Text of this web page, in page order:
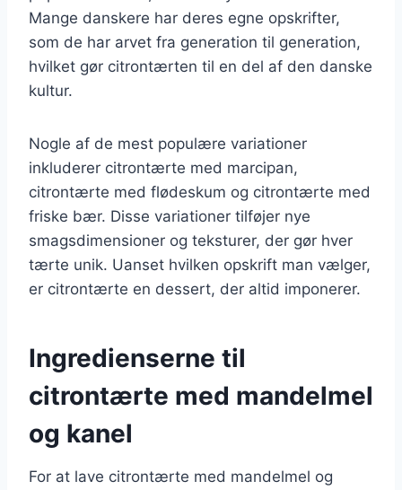
Mange danskere har deres egne opskrifter,
som de har arvet fra generation til generation,
hvilket gør citrontærten til en del af den danske
kultur.
Nogle af de mest populære variationer
inkluderer citrontærte med marcipan,
citrontærte med flødeskum og citrontærte med
friske bær. Disse variationer tilføjer nye
smagsdimensioner og teksturer, der gør hver
tærte unik. Uanset hvilken opskrift man vælger,
er citrontærte en dessert, der altid imponerer.
Ingredienserne til
citrontærte med mandelmel
og kanel
For at lave citrontærte med mandelmel og